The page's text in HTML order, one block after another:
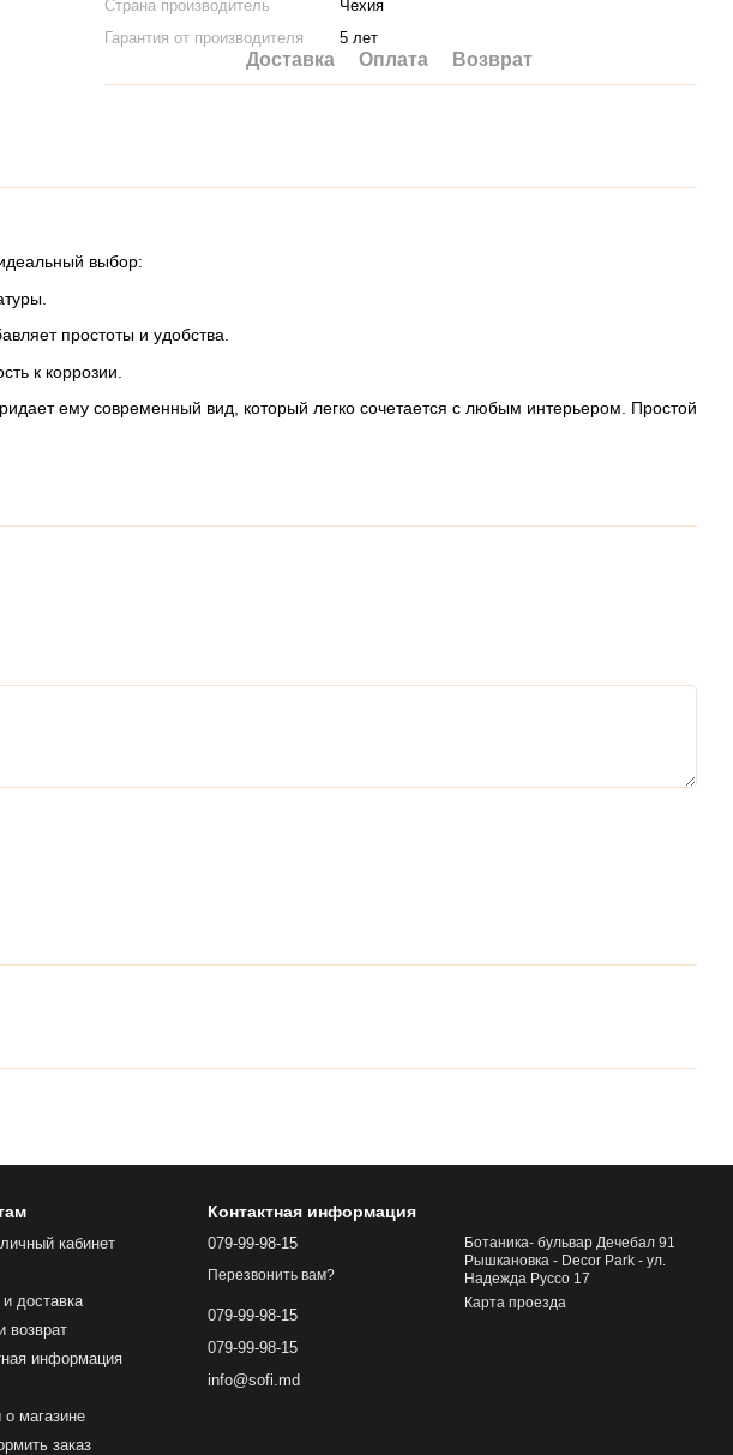
Страна производитель
Чехия
Гарантия от производителя
5 лет
Доставка Оплата Возврат
выбор:
простоты и удобства.
к коррозии.
ему современный вид, который легко сочетается с любым интерьером. Простой
кабинет
доставка
возврат
информация
магазине
заказ
Контактная информация
079-99-98-15
Перезвонить вам?
079-99-98-15
079-99-98-15
info@sofi.md
Ботаника- бульвар Дечебал 91
Рышкановка - Decor Park - ул.
Надежда Руссо 17
Карта проезда